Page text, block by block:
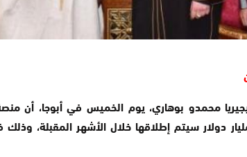
محمدو بوهاري، يوم الخميس في أبوجا، أن
بقيمة 1.3 مليار دولار سيتم إطلاقها خلال الأشهر